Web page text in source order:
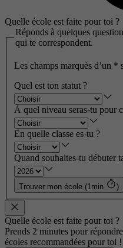
Quelle école est faite pour toi ?
Réponds à quelques
qui te correspondent.
Les champs marqués d’un *
Quel est ton statut ?
À quel niveau seras-tu pour
En quelle classe es-tu ?
Quand souhaites-tu débuter
Trouver mon école (1min )
Quelle école est faite pour toi ?
Prends 2 minutes pour
écoles recommandées pour toi !